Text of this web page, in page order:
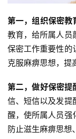
第一，组织保密教
教育，给所属人员
保密工作重要性的
克服麻痹思想，提
第二，做好保密提
信、短信以及发提
醒，使所属人员强
防止滋生麻痹思想